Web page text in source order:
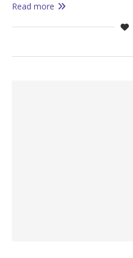
Read more